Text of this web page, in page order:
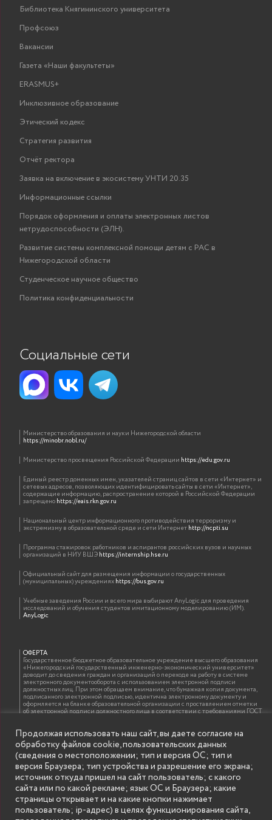
Библиотека Княгининского университета
Профсоюз
Вакансии
Газета «Наши факультеты»
ERASMUS+
Инклюзивное образование
Этический кодекс
Стратегия развития
Отчёт ректора
Заявка на включение в экосистему УНТИ 20.35
Информационные ссылки
Порядок оформления и оплаты электронных листов
нетрудоспособности (ЭЛН).
Развитие системы комплексной помощи детям с РАС в
Нижегородской области
Студенческое научное общество
Политика конфиденциальности
Социальные сети
Министерство образования и науки Нижегородской области
https://minobr.nobl.ru/
Министерство просвещения Российской Федерации https://edu.gov.ru
Единый реестр доменных имен, указателей страниц сайтов в сети «Интернет» и
сетевых адресов, позволяющих идентифицировать сайты в сети «Интернет»,
содержащие информацию, распространение которой в Российской Федерации
запрещеноhttps://eais.rkn.gov.ru
Национальный центр информационного противодействия терроризму и
экстремизму в образовательной среде и сети Интернетhttp://ncpti.su
Программа стажировок работников и аспирантов российских вузов и научных
организаций в НИУ ВШЭhttps://internship.hse.ru
Официальный сайт для размещения информации о государственных
(муниципальных) учрежденияхhttps://bus.gov.ru
Учебные заведения России и всего мира выбирают AnyLogic для проведения
исследований и обучения студентов имитационному моделированию (ИМ).
AnyLogic
ОФЕРТА
Государственное бюджетное образовательное учреждение высшего образования
«Нижегородский государственный инженерно-экономический университет»
доводит до сведения граждан и организаций о переходе на работу в системе
электронного документооборота с использованием электронной подписи
должностных лиц. При этом обращаем внимание, что бумажная копия документа,
подписанного электронной подписью, идентична электронному документу и
оформляется на бланке образовательной организации с проставлением отметки
об электронной подписи должностного лица в соответствии с требованиями ГОСТ
ИНФОРМАЦИЯ ДЛЯ ПРАВООБЛАДАТЕЛЕЙ
Все права на аудио и видео материалы, представленные на нашем сайте
принадлежат их законным владельцам и предназначены только для ознакомления.
Наличие материалов на сайте никаким образом не претендует на обозначение
нашего авторского права на данные материалы. Авторы не несут ответственности
за возможные последствия использования их в целях, запрещенных Уголовным
Кодексом Российской Федерации. Если вы соглашаетесь с указанными
условиями, то можете приступить к просмотру материалов. Иначе вы должны
Продолжая использовать наш сайт, вы даете согласие на
обработку файлов cookie, пользовательских данных
(сведения о местоположении; тип и версия ОС; тип и
версия Браузера; тип устройства и разрешение его экрана;
источник откуда пришел на сайт пользователь; с какого
сайта или по какой рекламе; язык ОС и Браузера; какие
страницы открывает и на какие кнопки нажимает
пользователь; ip-адрес) в целях функционирования сайта,